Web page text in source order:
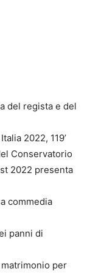
del regista e del
2022, 119’
Conservatorio
2022 presenta
commedia
panni di
per